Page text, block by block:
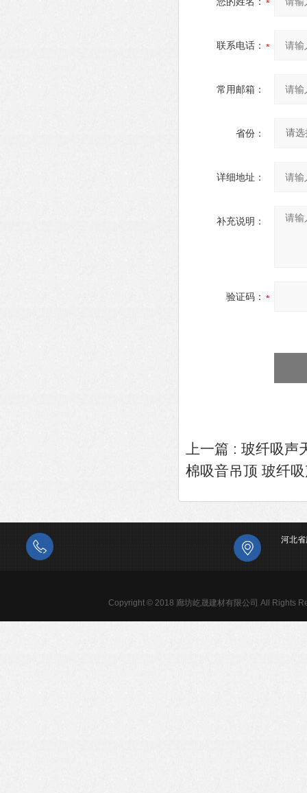
联系电话：
常用邮箱：
省份：
详细地址：
补充说明：
验证码：
上一篇 : 玻纤吸声
棉吸音吊顶 玻纤
河北
Copyright © 2018 廊坊屹晟建材有限公司 All Rights